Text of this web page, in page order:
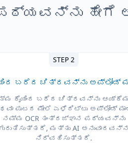
ಹೇಗೆ
STEP 2
ಬರೆದ ಚಿತ್ರವನ್ನು ಅಪ್ಲೋಡ್
ಕೈಯಿಂದ ಬರೆದ ಚಿತ್ರವನ್ನು
ಪುಟದ ಮೇಲೆ ಎಳೆದಿಟ್ಟು ಅಪ್ಲೋಡ್
ನಮ್ಮ OCR ತಂತ್ರಜ್ಞಾನ ಪಠ್ಯವನ್ನು
ಮತ್ತು AI
ನಿರ್ವಹಿಸುತ್ತದೆ.